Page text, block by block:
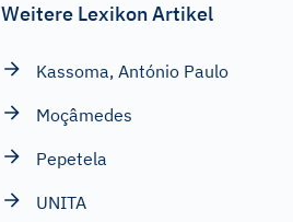
Weitere Lexikon Artikel
Kassoma, António Paulo
Moçâmedes
Pepetela
UNITA